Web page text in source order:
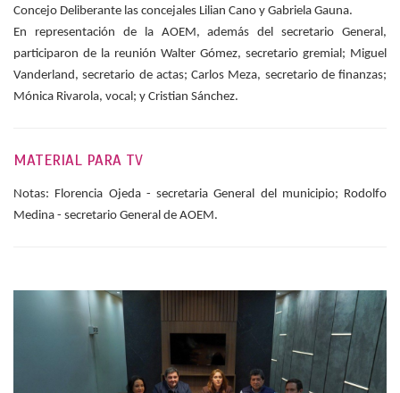
Concejo Deliberante las concejales Lilian Cano y Gabriela Gauna.
En representación de la AOEM, además del secretario General,
participaron de la reunión Walter Gómez, secretario gremial; Miguel
Vanderland, secretario de actas; Carlos Meza, secretario de finanzas;
Mónica Rivarola, vocal; y Cristian Sánchez.
MATERIAL PARA TV
Notas: Florencia Ojeda - secretaria General del municipio; Rodolfo
Medina - secretario General de AOEM.